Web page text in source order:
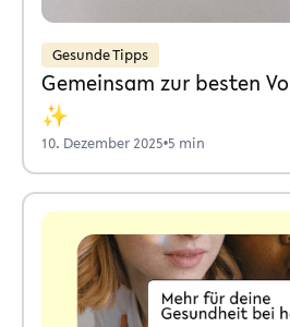
Gesunde Tipps
Gemeinsam zur besten
✨
10. Dezember 2025•5 min